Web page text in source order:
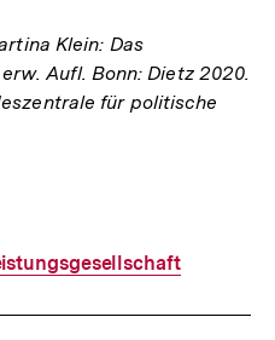
Klein: Das
Aufl. Bonn: Dietz 2020.
für politische